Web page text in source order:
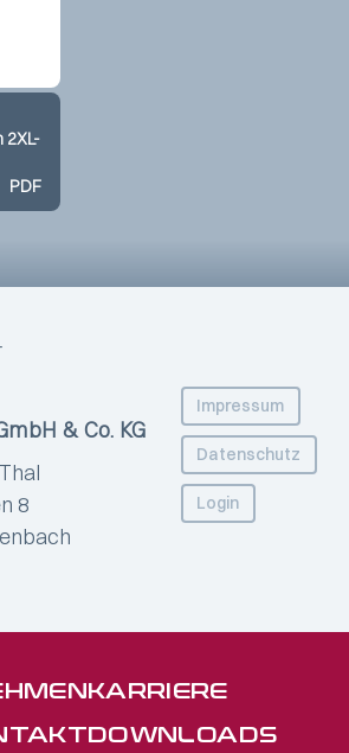
2XL-
PDF
& Co. KG
8
Impressum
Datenschutz
Login
KARRIERE
DOWNLOADS